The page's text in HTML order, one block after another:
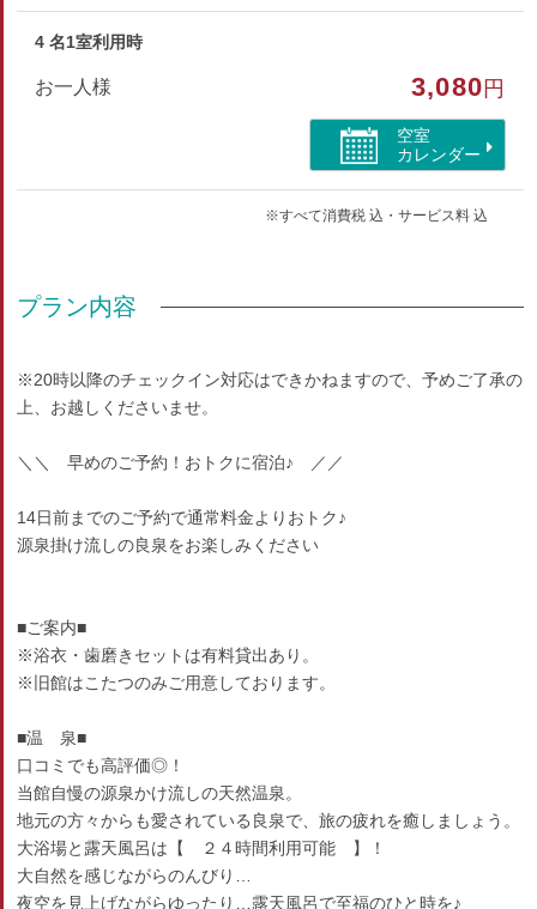
部屋特徴
禁煙/インターネットができる部屋
4 名1室利用時
お一人様 3,080 円
空室
カレンダー
※すべて消費税 込・サービス料 込
プラン内容
※20時以降のチェックイン対応はできかねますので、予めご了承の
上、お越しくださいませ。
＼＼ 早めのご予約！おトクに宿泊♪ ／／
14日前までのご予約で通常料金よりおトク♪
源泉掛け流しの良泉をお楽しみください
■ご案内■
※浴衣・歯磨きセットは有料貸出あり。
※旧館はこたつのみご用意しております。
■温 泉■
口コミでも高評価◎！
当館自慢の源泉かけ流しの天然温泉。
地元の方々からも愛されている良泉で、旅の疲れを癒しましょう。
大浴場と露天風呂は【 ２４時間利用可能 】！
大自然を感じながらのんびり…
夜空を見上げながらゆったり…露天風呂で至福のひと時を♪